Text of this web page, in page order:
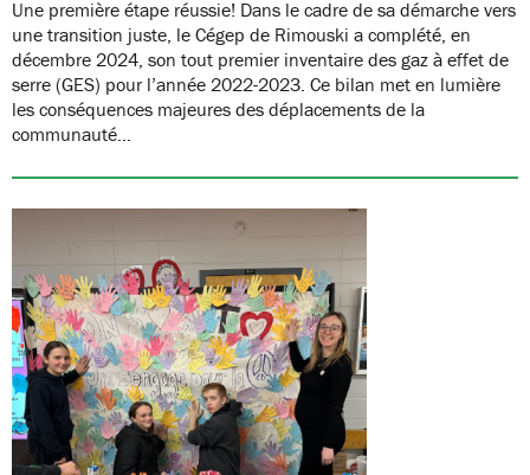
Une première étape réussie! Dans le cadre de sa démarche vers
une transition juste, le Cégep de Rimouski a complété, en
décembre 2024, son tout premier inventaire des gaz à effet de
serre (GES) pour l’année 2022-2023. Ce bilan met en lumière
les conséquences majeures des déplacements de la
communauté…